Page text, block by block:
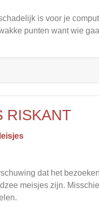
is voor je
punten want wie
RISKANT
dat het
meisjes zijn.